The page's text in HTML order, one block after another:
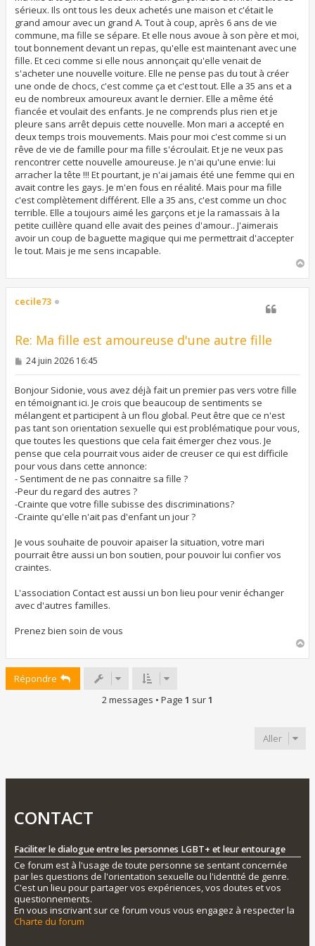
a
g
e
sérieux. Ils ont tous les deux achetés une maison et c'était le
grand amour avec un grand A. Tout à coup, après 6 ans de vie
commune, ma fille se sépare. Et elle nous avoue à son père et moi,
tout bonnement devant un repas, qu'elle est maintenant avec une
fille. Et ceci comme si elle nous annonçait qu'elle venait de
s'acheter une nouvelle voiture. Elle ne pense pas du tout à créer
une onde de chocs, c'est comme ça et c'est tout. Elle a 35 ans et a
eu de nombreux amoureux avant le dernier. Elle a même été
fiancée et voulait des enfants. Je ne comprends plus rien et je
pleure sans arrêt depuis cette nouvelle. Mon mari a accepté en
deux temps trois mouvements. Mais pour moi c'est comme si un
rêve de vie de famille pour ma fille s'écroulait. Et je ne veux pas
rencontrer cette nouvelle amoureuse. Je n'ai qu'une envie: lui
arracher la tête !!! Et pourtant, je n'ai jamais été une femme qui en
avait contre les gays. Je m'en fous en réalité. Mais pour ma fille
c'est complètement différent. Elle a 35 ans, c'est comme un choc
terrible. Elle a toujours aimé les garçons et je la ramassais à la
petite cuillère quand elle avait des peines d'amour.. J'aimerais
avoir un coup de baguette magique qui me permettrait d'accepter
le tout. Mais je me sens incapable.
u
cecile73
Re: Ma fille est amoureuse d'une autre fille
M
s
a
g
e
24 juin 2026 16:45
Bonjour Sidonie, vous avez déjà fait un premier pas vers votre fille
en témoignant ici. Je crois que beaucoup de sentiments se
mélangent et participent à un flou global. Peut être que ce n'est
pas tant son orientation sexuelle qui est problématique pour vous,
que toutes les questions que cela fait émerger chez vous. Je
pense que cela pourrait vous aider de creuser ce qui est difficile
pour vous dans cette annonce:
- Sentiment de ne pas connaitre sa fille ?
-Peur du regard des autres ?
-Crainte que votre fille subisse des discriminations?
-Crainte qu'elle n'ait pas d'enfant un jour ?
Je vous souhaite de pouvoir apaiser la situation, votre mari
pourrait être aussi un bon soutien, pour pouvoir lui confier vos
craintes.
L'association Contact est aussi un bon lieu pour venir échanger
avec d'autres familles.
Prenez bien soin de vous
Répondre
2 messages • Page 1 sur1
Aller
CONTACT
Faciliter le dialogue entre les personnes LGBT+ et leur entourage
Ce forum est à l'usage de toute personne se sentant concernée
par les questions de l'orientation sexuelle ou l'identité de genre.
C'est un lieu pour partager vos expériences, vos doutes et vos
questionnements.
En vous inscrivant sur ce forum vous vous engagez à respecter la
Charte du forum